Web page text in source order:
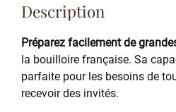
Description
Préparez facilement de
la bouilloire française. Sa
parfaite pour les besoins de
recevoir des invités.